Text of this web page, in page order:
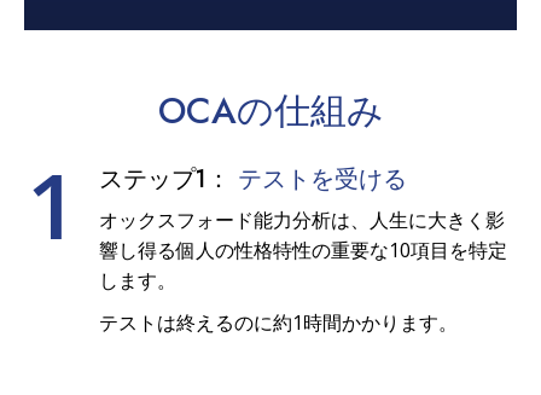
OCAの仕組み
1 ステップ1： テストを受ける
オックスフォード能力分析は、人生に大きく影
響し得る個人の性格特性の重要な10項目を特定
します。
テストは終えるのに約1時間かかります。